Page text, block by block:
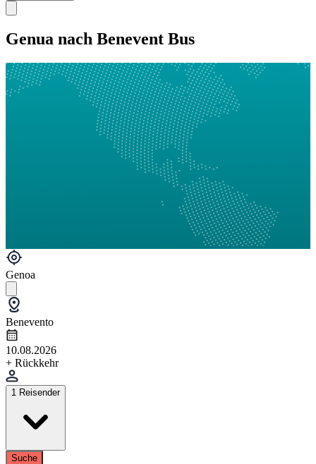
Genua nach Benevent Bus
Genoa
Benevento
10.08.2026
+ Rückkehr
1 Reisender
Suche